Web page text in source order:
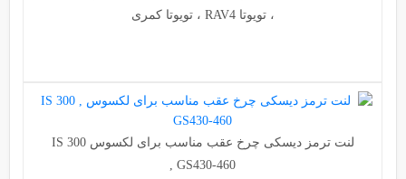
، تویوتا RAV4 ، تویوتا کمری
لنت ترمز دیسکی چرخ عقب مناسب برای لکسوس IS 300
, GS430-460